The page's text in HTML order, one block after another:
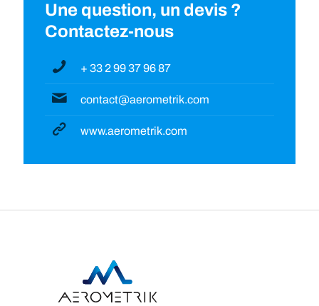
Une question, un devis ?
Contactez-nous
+ 33 2 99 37 96 87
contact@aerometrik.com
www.aerometrik.com